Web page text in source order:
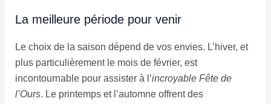
La meilleure période pour venir
Le choix de la saison dépend de vos envies. L’hiver, et
plus particulièrement le mois de février, est
incontournable pour assister à l’incroyable Fête de
l’Ours. Le printemps et l’automne offrent des